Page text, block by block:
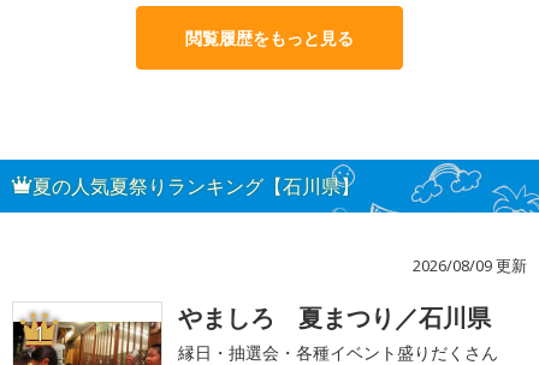
閲覧履歴をもっと見る
夏の人気夏祭りランキング【石川県】
2026/08/09 更新
1 やましろ 夏まつり／石川県
縁日・抽選会・各種イベント盛りだくさん